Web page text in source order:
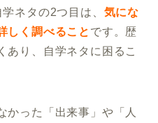
ネタの2つ目は、 気にな
しく調べること です。歴
あり、自学ネタに困るこ
かった「出来事」や「人